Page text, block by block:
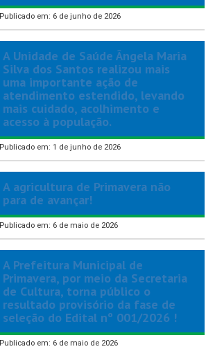
Publicado em: 6 de junho de 2026
A Unidade de Saúde Ângela Maria
Silva dos Santos realizou mais
uma importante ação de
atendimento estendido, levando
mais cuidado, acolhimento e
acesso à população.
Publicado em: 1 de junho de 2026
A agricultura de Primavera não
para de avançar!
Publicado em: 6 de maio de 2026
A Prefeitura Municipal de
Primavera, por meio da Secretaria
de Cultura, torna público o
resultado provisório da fase de
seleção do Edital nº 001/2026 !
Publicado em: 6 de maio de 2026